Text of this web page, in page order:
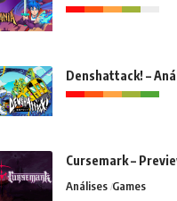
Denshattack! –
Cursemark –
Análises Games